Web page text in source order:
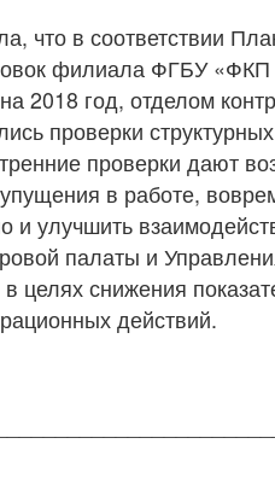
что в соответствии
филиала ФГБУ «ФКП
2018 год, отделом
проверки
проверки дают
в работе,
улучшить
палаты и
целях снижения
действий.